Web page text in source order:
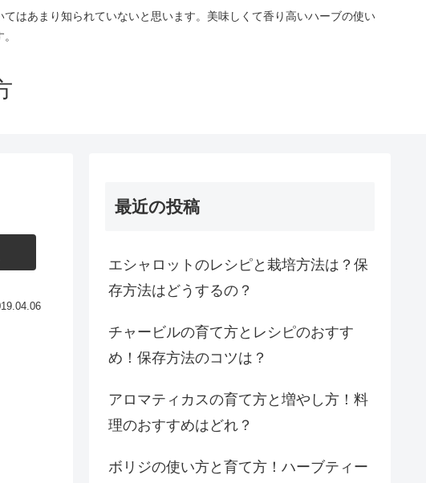
はあまり知られていないと思います。美味しくて香り高いハーブの使い
最近の投稿
エシャロットのレシピと栽培方法は？保
存方法はどうするの？
チャービルの育て方とレシピのおすす
め！保存方法のコツは？
アロマティカスの育て方と増やし方！料
理のおすすめはどれ？
ボリジの使い方と育て方！ハーブティー